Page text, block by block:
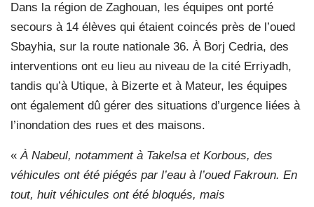
Dans la région de Zaghouan, les équipes ont porté
secours à 14 élèves qui étaient coincés près de l’oued
Sbayhia, sur la route nationale 36. À Borj Cedria, des
interventions ont eu lieu au niveau de la cité Erriyadh,
tandis qu’à Utique, à Bizerte et à Mateur, les équipes
ont également dû gérer des situations d’urgence liées à
l’inondation des rues et des maisons.
«À Nabeul, notamment à Takelsa et Korbous, des
véhicules ont été piégés par l’eau à l’oued Fakroun. En
tout, huit véhicules ont été bloqués, mais